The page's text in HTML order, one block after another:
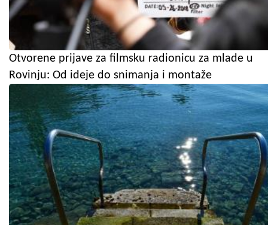
Otvorene prijave za filmsku radionicu za mlade u
Rovinju: Od ideje do snimanja i montaže